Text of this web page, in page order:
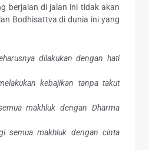
berjalan di jalan ini tidak akan
Bodhisattva di dunia ini yang
dilakukan dengan hati
kebajikan tanpa takut
makhluk dengan Dharma
semua makhluk dengan cinta